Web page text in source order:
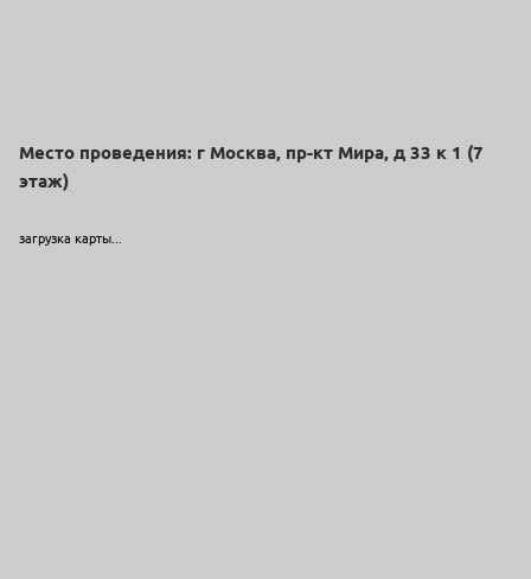
Место проведения: г Москва, пр-кт Мира, д 33 к 1 (7
этаж)
загрузка карты...